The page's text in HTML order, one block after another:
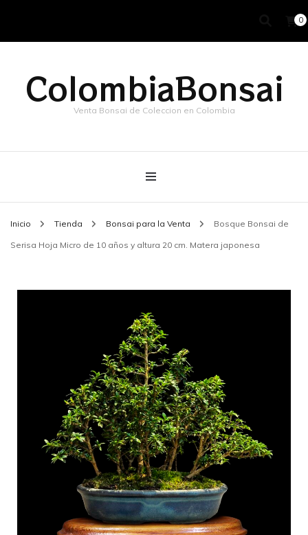
0
ColombiaBonsai
Venta Bonsai de Coleccion en Colombia
Inicio Tienda Bonsai para la Venta Bosque Bonsai de
Serisa Hoja Micro de 10 años y altura 20 cm. Matera japonesa